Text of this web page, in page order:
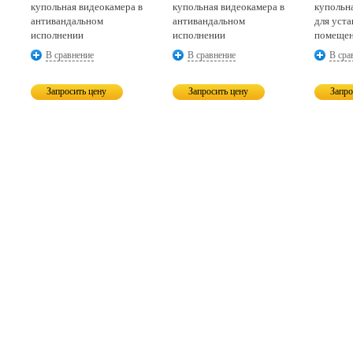
купольная видеокамера в
антивандальном
исполнении
В сравнение
Запросить цену
купольная видеокамера в
антивандальном
исполнении
В сравнение
Запросить цену
для
В